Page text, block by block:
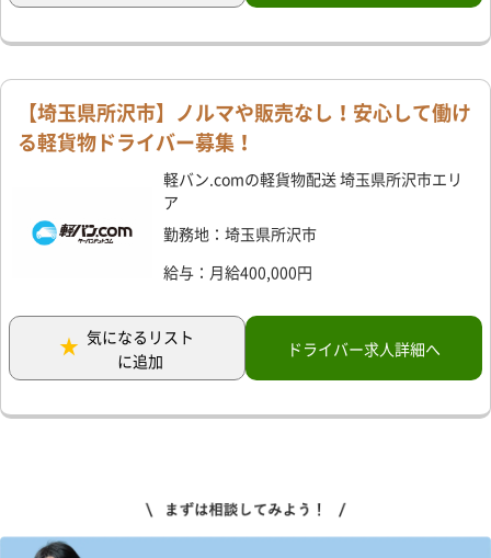
【埼玉県所沢市】ノルマや販売なし！安心して働け
る軽貨物ドライバー募集！
軽バン.comの軽貨物配送 埼玉県所沢市エリ
ア
勤務地：埼玉県所沢市
給与：月給400,000円
気になるリスト
に追加
ドライバー求人詳細へ